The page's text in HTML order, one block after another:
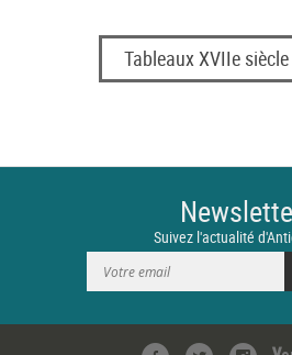
Tableaux XVIIe
Suivez l'actualité